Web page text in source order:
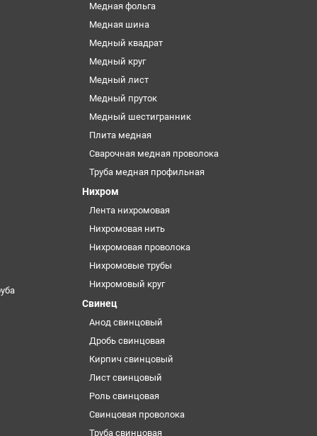
Медная фольга
Медная шина
Медный квадрат
Медный круг
Медный лист
Медный пруток
Медный шестигранник
Плита медная
Сварочная медная проволока
Труба медная профильная
Нихром
Лента нихромовая
Нихромовая нить
Нихромовая проволока
Нихромовые трубы
Нихромовый круг
Свинец
Анод свинцовый
Дробь свинцовая
Кирпич свинцовый
Лист свинцовый
Роль свинцовая
Свинцовая проволока
Труба свинцовая